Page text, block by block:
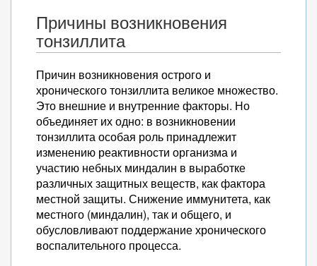
Причины возникновения
тонзиллита
Причин возникновения острого и
хронического тонзиллита великое множество.
Это внешние и внутренние факторы. Но
объединяет их одно: в возникновении
тонзиллита особая роль принадлежит
изменению реактивности организма и
участию небных миндалин в выработке
различных защитных веществ, как фактора
местной защиты. Снижение иммунитета, как
местного (миндалин), так и общего, и
обусловливают поддержание хронического
воспалительного процесса.